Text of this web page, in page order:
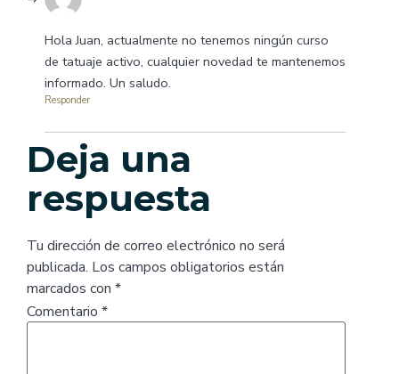
Hola Juan, actualmente no tenemos ningún curso
de tatuaje activo, cualquier novedad te mantenemos
informado. Un saludo.
Responder
Deja una
respuesta
Tu dirección de correo electrónico no será
publicada. Los campos obligatorios están
marcados con *
Comentario *